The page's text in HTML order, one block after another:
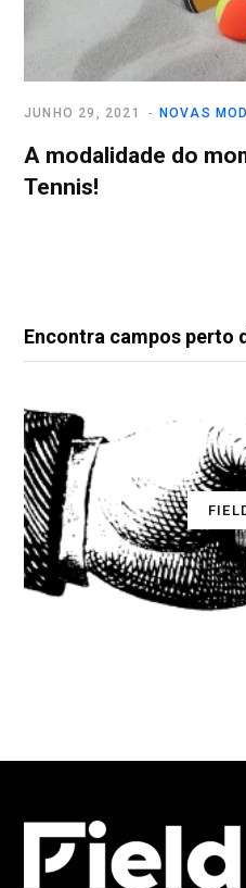
NOVAS
JUNHO 29, 2021
A modalidade do
Tennis!
Encontra campos perto